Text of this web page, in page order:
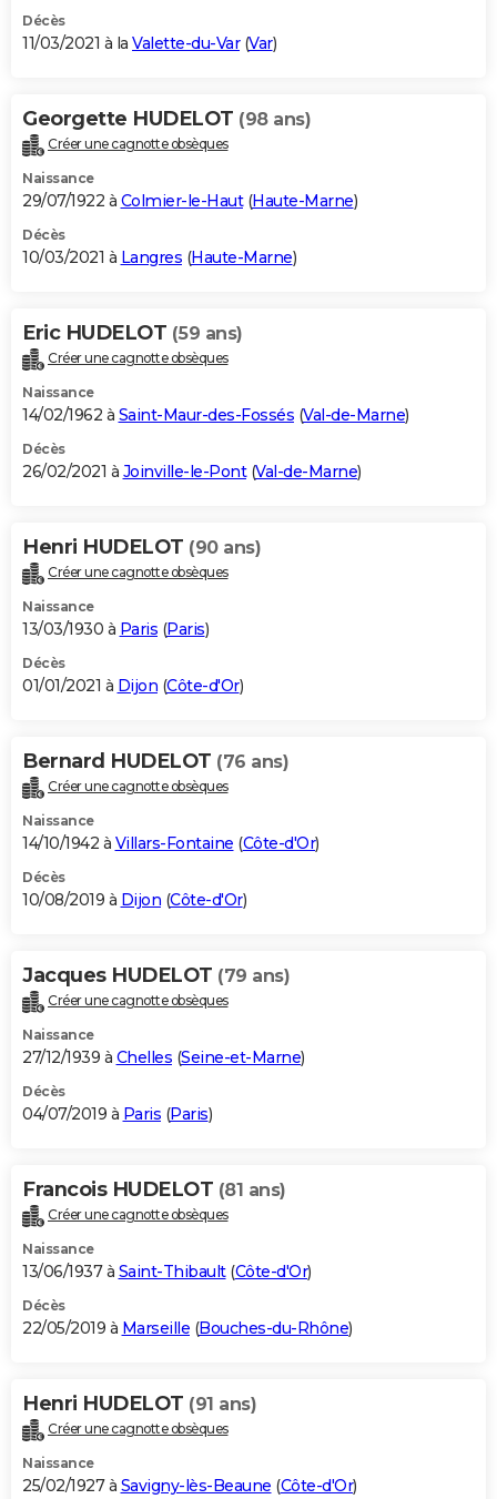
Décès
11/03/2021 à la Valette-du-Var(Var)
Georgette HUDELOT (98 ans)
Créer une cagnotte obsèques
Naissance
29/07/1922 à Colmier-le-Haut(Haute-Marne)
Décès
10/03/2021 à Langres (Haute-Marne)
Eric HUDELOT (59 ans)
Créer une cagnotte obsèques
Naissance
14/02/1962 à Saint-Maur-des-Fossés (Val-de-Marne)
Décès
26/02/2021 à Joinville-le-Pont(Val-de-Marne)
Henri HUDELOT (90 ans)
Créer une cagnotte obsèques
Naissance
13/03/1930 à Paris (Paris)
Décès
01/01/2021 à Dijon (Côte-d'Or)
Bernard HUDELOT (76 ans)
Créer une cagnotte obsèques
Naissance
14/10/1942 à Villars-Fontaine (Côte-d'Or)
Décès
10/08/2019 à Dijon (Côte-d'Or)
Jacques HUDELOT (79 ans)
Créer une cagnotte obsèques
Naissance
27/12/1939 à Chelles (Seine-et-Marne)
Décès
04/07/2019 à Paris (Paris)
Francois HUDELOT (81 ans)
Créer une cagnotte obsèques
Naissance
13/06/1937 à Saint-Thibault(Côte-d'Or)
Décès
22/05/2019 à Marseille (Bouches-du-Rhône)
Henri HUDELOT (91 ans)
Créer une cagnotte obsèques
Naissance
25/02/1927 à Savigny-lès-Beaune (Côte-d'Or)